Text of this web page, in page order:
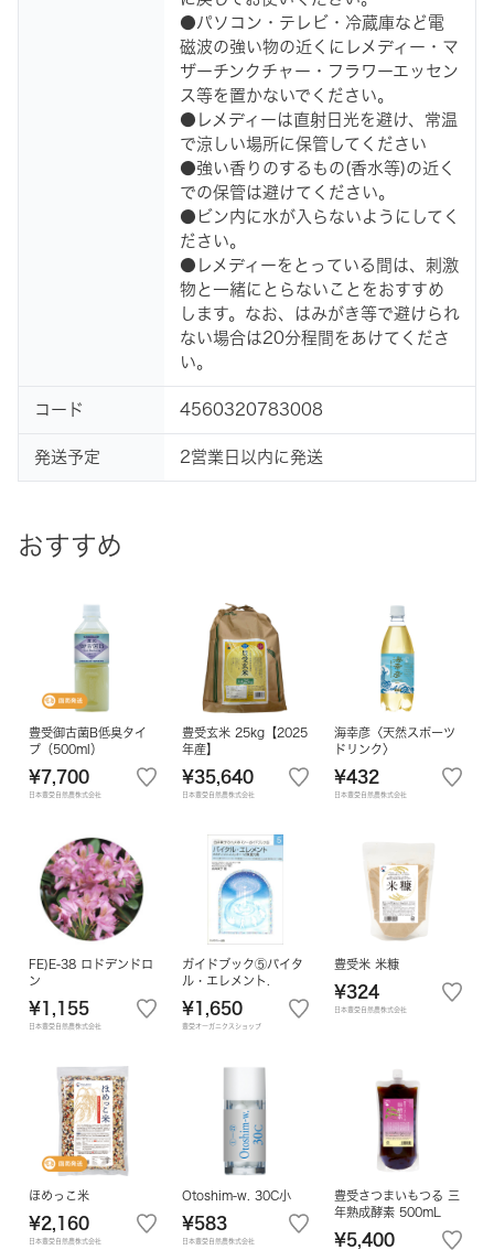
おすすめ
豊受御古菌B低臭タイ
プ（500ml）
¥7,700
日本豊受自然農株式会社
豊受玄米 25kg【2025
年産】
¥35,640
日本豊受自然農株式会社
海幸彦〈天然スポーツ
ドリンク〉
¥432
日本豊受自然農株式会社
FE)E-38 ロドデンドロ
ン
¥1,155
日本豊受自然農株式会社
ガイドブック⑤バイタ
ル・エレメント.
¥1,650
豊受オーガニクスショップ
豊受米 米糠
¥324
日本豊受自然農株式会社
ほめっこ米
¥2,160
日本豊受自然農株式会社
Otoshim-w. 30C小
¥583
日本豊受自然農株式会社
豊受さつまいもつる 三
年熟成酵素 500mL
¥5,400
●パソコン・テレビ・冷蔵庫など電
磁波の強い物の近くにレメディー・マ
ザーチンクチャー・フラワーエッセン
ス等を置かないでください。
●レメディーは直射日光を避け、常温
で涼しい場所に保管してください
●強い香りのするもの(香水等)の近く
での保管は避けてください。
●ビン内に水が入らないようにしてく
ださい。
●レメディーをとっている間は、刺激
物と一緒にとらないことをおすすめ
します。なお、はみがき等で避けられ
ない場合は20分程間をあけてくださ
い。
コード 4560320783008
発送予定 2営業日以内に発送